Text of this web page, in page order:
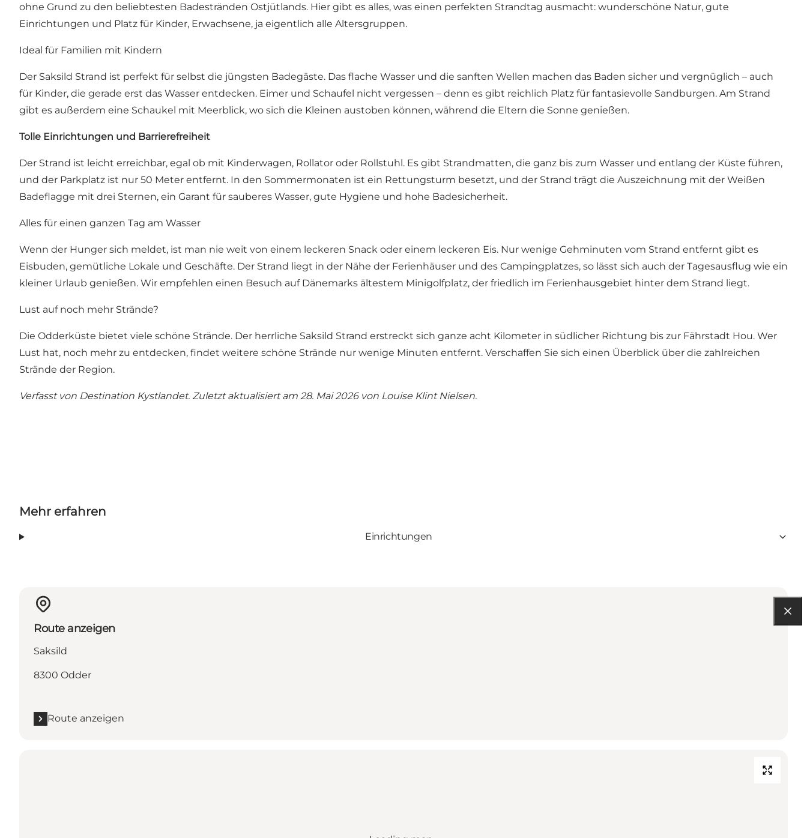
ohne Grund zu den beliebtesten Badestränden Ostjütlands. Hier gibt es alles, was einen perfekten Strandtag ausmacht: wunderschöne Natur, gute
Einrichtungen und Platz für Kinder, Erwachsene, ja eigentlich alle Altersgruppen.
Ideal für Familien mit Kindern
Der Saksild Strand ist perfekt für selbst die jüngsten Badegäste. Das flache Wasser und die sanften Wellen machen das Baden sicher und vergnüglich – auch
für Kinder, die gerade erst das Wasser entdecken. Eimer und Schaufel nicht vergessen – denn es gibt reichlich Platz für fantasievolle Sandburgen. Am Strand
gibt es außerdem eine Schaukel mit Meerblick, wo sich die Kleinen austoben können, während die Eltern die Sonne genießen.
Tolle Einrichtungen und Barrierefreiheit
Der Strand ist leicht erreichbar, egal ob mit Kinderwagen, Rollator oder Rollstuhl. Es gibt Strandmatten, die ganz bis zum Wasser und entlang der Küste führen,
und der Parkplatz ist nur 50 Meter entfernt. In den Sommermonaten ist ein Rettungsturm besetzt, und der Strand trägt die Auszeichnung mit der Weißen
Badeflagge mit drei Sternen, ein Garant für sauberes Wasser, gute Hygiene und hohe Badesicherheit.
Alles für einen ganzen Tag am Wasser
Wenn der Hunger sich meldet, ist man nie weit von einem leckeren Snack oder einem leckeren Eis. Nur wenige Gehminuten vom Strand entfernt gibt es
Eisbuden, gemütliche Lokale und Geschäfte. Der Strand liegt in der Nähe der Ferienhäuser und des Campingplatzes, so lässt sich auch der Tagesausflug wie ein
kleiner Urlaub genießen. Wir empfehlen einen Besuch auf Dänemarks ältestem Minigolfplatz, der friedlich im Ferienhausgebiet hinter dem Strand liegt.
Lust auf noch mehr Strände?
Die Odderküste bietet viele schöne Strände. Der herrliche Saksild Strand erstreckt sich ganze acht Kilometer in südlicher Richtung bis zur Fährstadt Hou. Wer
Lust hat, noch mehr zu entdecken, findet weitere schöne Strände nur wenige Minuten entfernt. Verschaffen Sie sich einen Überblick über die zahlreichen
Strände der Region.
Verfasst von Destination Kystlandet. Zuletzt aktualisiert am 28. Mai 2026 von Louise Klint Nielsen.
Mehr erfahren
Einrichtungen
Route anzeigen
Saksild
8300 Odder
Route anzeigen